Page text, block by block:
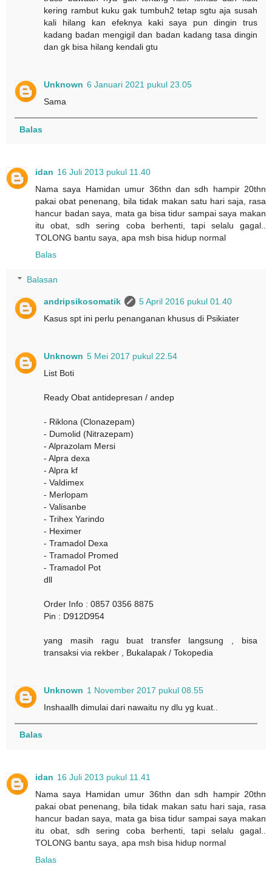
kering rambut kuku gak tumbuh2 tetap sgtu aja susah
kali hilang kan efeknya kaki saya pun dingin trus
kadang badan mengigil dan badan kadang tasa dingin
dan gk bisa hilang kendali gtu
Unknown 6 Januari 2021 pukul 23.05
Sama
Balas
idan 16 Juli 2013 pukul 11.40
Nama saya Hamidan umur 36thn dan sdh hampir 20thn
pakai obat penenang, bila tidak makan satu hari saja, rasa
hancur badan saya, mata ga bisa tidur sampai saya makan
itu obat, sdh sering coba berhenti, tapi selalu gagal..
TOLONG bantu saya, apa msh bisa hidup normal
Balas
Balasan
andripsikosomatik
5 April 2016 pukul 01.40
Kasus spt ini perlu penanganan khusus di Psikiater
Unknown 5 Mei 2017 pukul 22.54
List Boti
Ready Obat antidepresan / andep
- Riklona (Clonazepam)
- Dumolid (Nitrazepam)
- Alprazolam Mersi
- Alpra dexa
- Alpra kf
- Valdimex
- Merlopam
- Valisanbe
- Trihex Yarindo
- Heximer
- Tramadol Dexa
- Tramadol Promed
- Tramadol Pot
dll
Order Info : 0857 0356 8875
Pin : D912D954
yang masih ragu buat transfer langsung , bisa
transaksi via rekber , Bukalapak / Tokopedia
Unknown 1 November 2017 pukul 08.55
Inshaallh dimulai dari nawaitu ny dlu yg kuat..
Balas
idan 16 Juli 2013 pukul 11.41
Nama saya Hamidan umur 36thn dan sdh hampir 20thn
pakai obat penenang, bila tidak makan satu hari saja, rasa
hancur badan saya, mata ga bisa tidur sampai saya makan
itu obat, sdh sering coba berhenti, tapi selalu gagal..
TOLONG bantu saya, apa msh bisa hidup normal
Balas